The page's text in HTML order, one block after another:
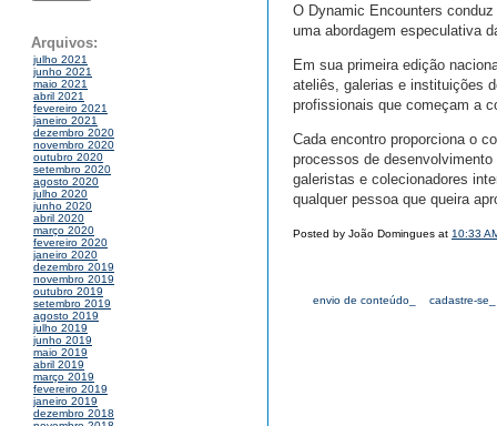
Arquivos:
julho 2021
junho 2021
maio 2021
abril 2021
fevereiro 2021
janeiro 2021
dezembro 2020
novembro 2020
outubro 2020
setembro 2020
agosto 2020
julho 2020
junho 2020
abril 2020
março 2020
fevereiro 2020
janeiro 2020
dezembro 2019
novembro 2019
outubro 2019
setembro 2019
agosto 2019
julho 2019
junho 2019
maio 2019
abril 2019
março 2019
fevereiro 2019
janeiro 2019
dezembro 2018
O Dynamic Encounters
uma abordagem especulativa
Em sua primeira edição
ateliês, galerias e instituições
profissionais que começam a
Cada encontro proporciona o
processos de
galeristas e colecionadores
qualquer pessoa que queira
Posted by João Domingues at 10:33
envio de conteúdo_ cadastre-se_